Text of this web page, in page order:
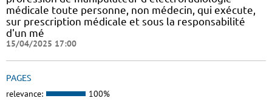
médicale toute personne, non médecin, qui exécute,
sur prescription médicale et sous la responsabilité
d'un mé
15/04/2025 17:00
PAGES
relevance: 100%